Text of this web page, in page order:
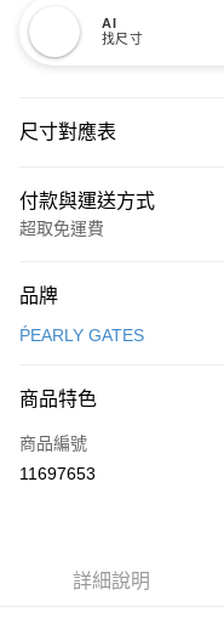
AI
找尺寸
尺寸對應表
付款與運送方式
超取免運費
信用卡一次付款
LINE Pay
Apple Pay
大哥付你分期
品牌
ṔEARLY GATES
商品特色
商品編號
11697653
詳細說明